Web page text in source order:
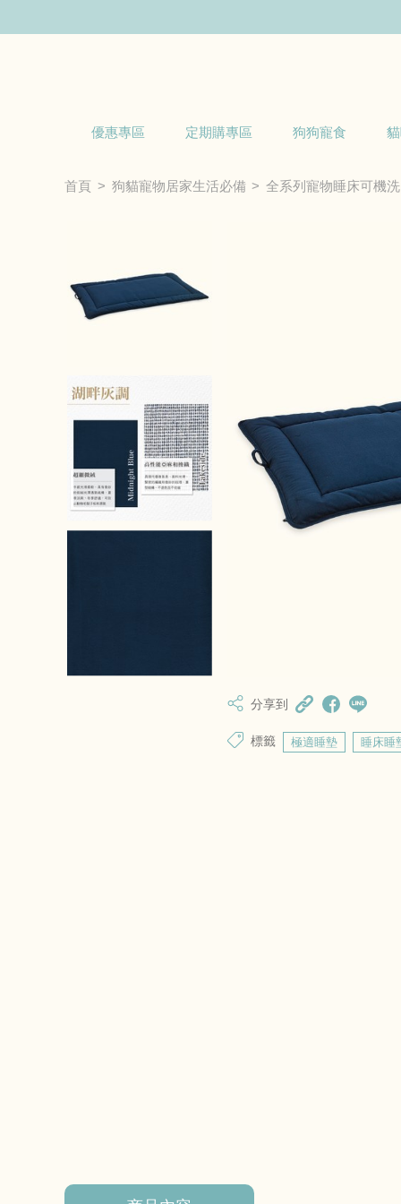
優惠專區 定期購專區 狗狗寵食
首頁 狗貓寵物居家生活必備 全系列寵物睡床可機
分享到
標籤 極適睡墊 睡床睡